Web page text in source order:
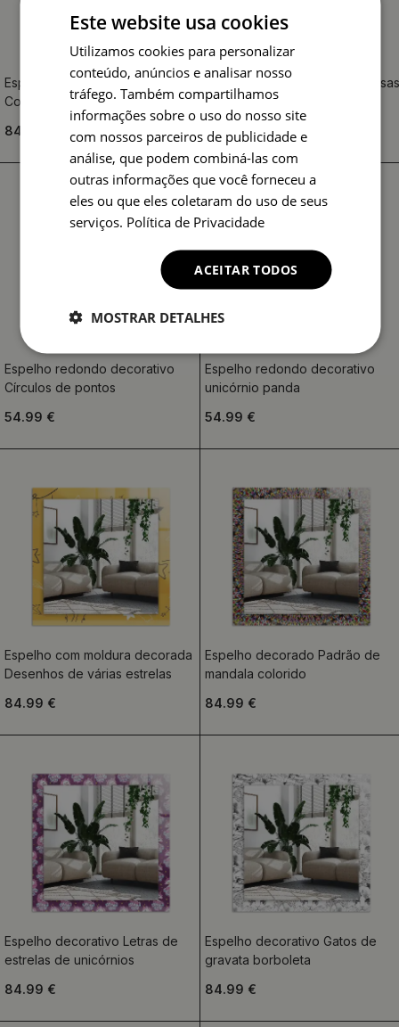
Espelho decorado A Raposa e a
Coruja
84.99 €
Espelho decorado estrelas rosas
84.99 €
Espelho redondo decorativo
Círculos de pontos
54.99 €
Espelho redondo decorativo
unicórnio panda
54.99 €
Espelho com moldura decorada
Desenhos de várias estrelas
84.99 €
Espelho decorado Padrão de
mandala colorido
84.99 €
Espelho decorativo Letras de
estrelas de unicórnios
84.99 €
Espelho decorativo Gatos de
gravata borboleta
84.99 €
Este website usa cookies
Utilizamos cookies para personalizar
conteúdo, anúncios e analisar nosso
tráfego. Também compartilhamos
informações sobre o uso do nosso site
com nossos parceiros de publicidade e
análise, que podem combiná-las com
outras informações que você forneceu a
eles ou que eles coletaram do uso de seus
serviços. Política de Privacidade
ACEITAR TODOS
MOSTRAR DETALHES